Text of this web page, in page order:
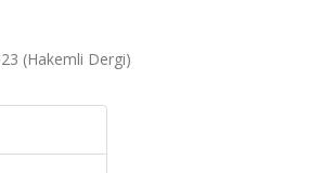
(Hakemli Dergi)